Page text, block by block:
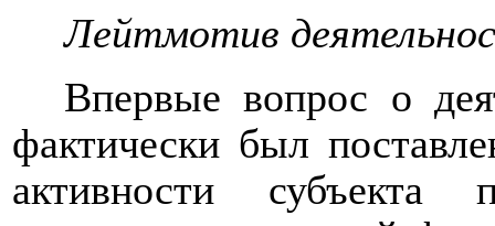
Лейтмотив
Впервые вопрос о
фактически был
активности